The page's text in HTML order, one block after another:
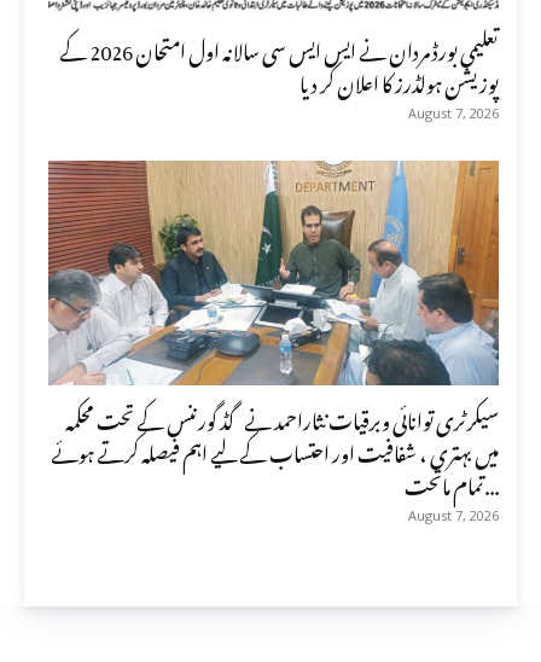
تعلیمی بورڈ مردان نے ایس ایس سی سالانہ اول امتحان 2026 کے
پوزیشن ہولڈرز کا اعلان کر دیا
August 7, 2026
سیکرٹری توانائی وبرقیات نثاراحمد نے گڈ گورننس کے تحت محکمہ
میں بہتری ، شفافیت اور احتساب کے لیے اہم فیصلہ کرتے ہوئے
تمام ماتحت...
August 7, 2026